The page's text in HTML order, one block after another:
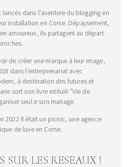
lancés dans l'aventure du blogging en
installation en Corse. Dépaysement,
amoureux, ils partagent au départ
de créer une marque à leur image,
dans l’entreprenariat avec
à destination des futures et
sort son livre intitulé "Vie de
seul.e son mariage.
2022 Il était un picnic, une agence
de luxe en Corse.
SUR LES RESEAUX !